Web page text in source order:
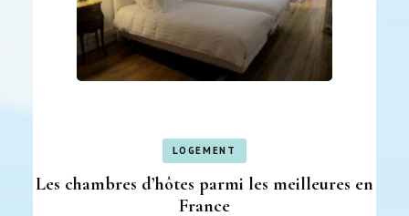
LOGEMENT
Les chambres d’hôtes parmi les meilleures en
France